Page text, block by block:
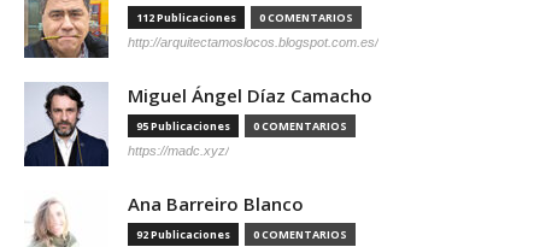
112 Publicaciones 0 COMENTARIOS
http://arquitectamoslocos.blogspot.com.es/
Miguel Ángel Díaz Camacho
95 Publicaciones 0 COMENTARIOS
https://madc.xyz/
Ana Barreiro Blanco
92 Publicaciones 0 COMENTARIOS